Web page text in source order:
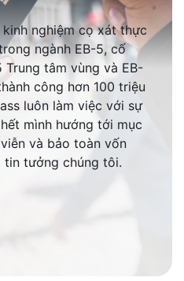
nghiệm cọ xát thực
ngành EB-5, cố
Trung tâm vùng và EB-
công hơn 100 triệu
luôn làm việc với sự
mình hướng tới mục
và bảo toàn vốn
tin tưởng chúng tôi.